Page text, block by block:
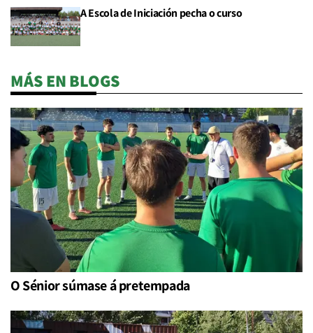
A Escola de Iniciación pecha o curso
MÁS EN BLOGS
O Sénior súmase á pretempada